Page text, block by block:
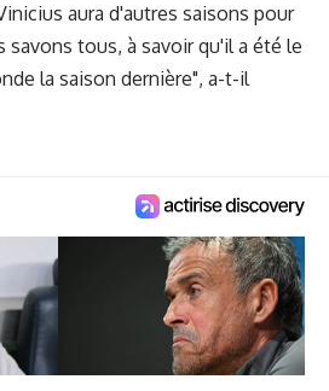
aura d'autres saisons pour
savons tous, à savoir qu'il a été le
la saison dernière", a-t-il